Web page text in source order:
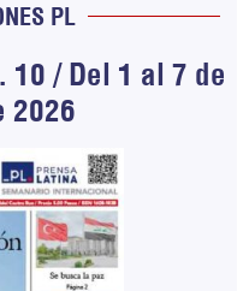
PL
10 / Del 1 al 7 de
2026